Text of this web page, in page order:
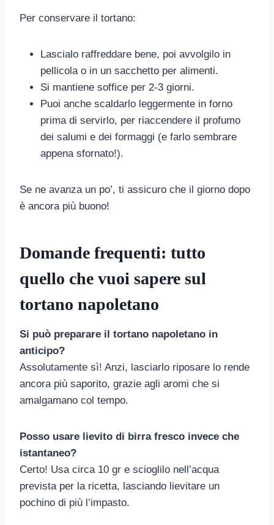
Per conservare il tortano:
Lascialo raffreddare bene, poi avvolgilo in
pellicola o in un sacchetto per alimenti.
Si mantiene soffice per 2-3 giorni.
Puoi anche scaldarlo leggermente in forno
prima di servirlo, per riaccendere il profumo
dei salumi e dei formaggi (e farlo sembrare
appena sfornato!).
Se ne avanza un po’, ti assicuro che il giorno dopo
è ancora più buono!
Domande frequenti: tutto
quello che vuoi sapere sul
tortano napoletano
Si può preparare il tortano napoletano in
anticipo?
Assolutamente sì! Anzi, lasciarlo riposare lo rende
ancora più saporito, grazie agli aromi che si
amalgamano col tempo.
Posso usare lievito di birra fresco invece che
istantaneo?
Certo! Usa circa 10 gr e scioglilo nell’acqua
prevista per la ricetta, lasciando lievitare un
pochino di più l’impasto.